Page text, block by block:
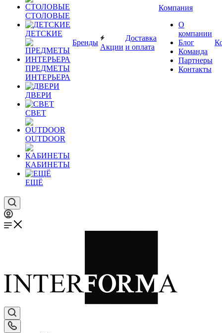
СТОЛОВЫЕ
ДЕТСКИЕ
ПРЕДМЕТЫ
ИНТЕРЬЕРА
ДВЕРИ
СВЕТ
OUTDOOR
КАБИНЕТЫ
ЕЩЁ
Бренды
Акции
Доставка
и оплата
Компания
О
компании
Блог
Команда
Партнеры
Контакты